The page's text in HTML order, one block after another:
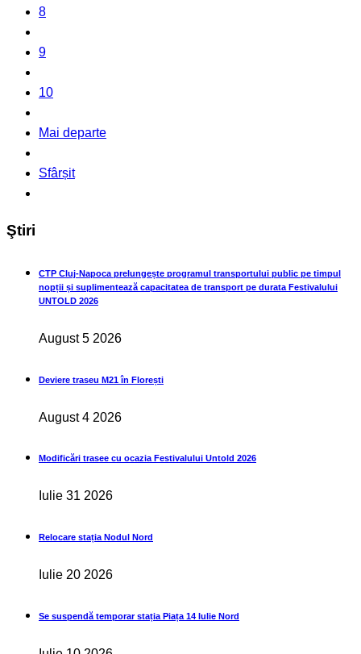
8
9
10
Mai departe
Sfârșit
Ştiri
CTP Cluj-Napoca prelungește programul transportului public pe timpul
nopții și suplimentează capacitatea de transport pe durata Festivalului
UNTOLD 2026
August 5 2026
Deviere traseu M21 în Florești
August 4 2026
Modificări trasee cu ocazia Festivalului Untold 2026
Iulie 31 2026
Relocare stația Nodul Nord
Iulie 20 2026
Se suspendă temporar stația Piața 14 Iulie Nord